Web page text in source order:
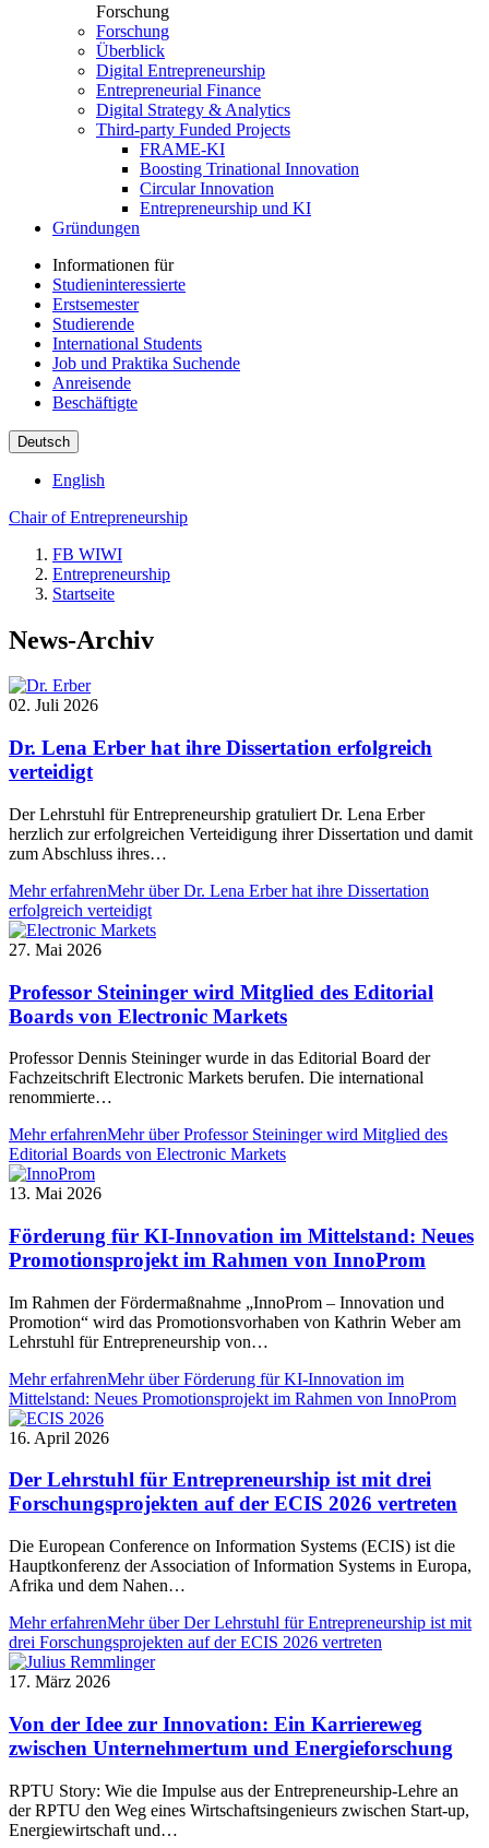
Forschung
Forschung
Überblick
Digital Entrepreneurship
Entrepreneurial Finance
Digital Strategy & Analytics
Third-party Funded Projects
FRAME-KI
Boosting Trinational Innovation
Circular Innovation
Entrepreneurship und KI
Gründungen
Informationen für
Studieninteressierte
Erstsemester
Studierende
International Students
Job und Praktika Suchende
Anreisende
Beschäftigte
Deutsch
English
Chair of Entrepreneurship
FB WIWI
Entrepreneurship
Startseite
News-Archiv
02. Juli 2026
Dr. Lena Erber hat ihre Dissertation erfolgreich
verteidigt
Der Lehrstuhl für Entrepreneurship gratuliert Dr. Lena Erber
herzlich zur erfolgreichen Verteidigung ihrer Dissertation und damit
zum Abschluss ihres…
Mehr erfahrenMehr über Dr. Lena Erber hat ihre Dissertation
erfolgreich verteidigt
27. Mai 2026
Professor Steininger wird Mitglied des Editorial
Boards von Electronic Markets
Professor Dennis Steininger wurde in das Editorial Board der
Fachzeitschrift Electronic Markets berufen. Die international
renommierte…
Mehr erfahrenMehr über Professor Steininger wird Mitglied des
Editorial Boards von Electronic Markets
13. Mai 2026
Förderung für KI-Innovation im Mittelstand: Neues
Promotionsprojekt im Rahmen von InnoProm
Im Rahmen der Fördermaßnahme „InnoProm – Innovation und
Promotion“ wird das Promotionsvorhaben von Kathrin Weber am
Lehrstuhl für Entrepreneurship von…
Mehr erfahrenMehr über Förderung für KI-Innovation im
Mittelstand: Neues Promotionsprojekt im Rahmen von InnoProm
16. April 2026
Der Lehrstuhl für Entrepreneurship ist mit drei
Forschungsprojekten auf der ECIS 2026 vertreten
Die European Conference on Information Systems (ECIS) ist die
Hauptkonferenz der Association of Information Systems in Europa,
Afrika und dem Nahen…
Mehr erfahrenMehr über Der Lehrstuhl für Entrepreneurship ist mit
drei Forschungsprojekten auf der ECIS 2026 vertreten
17. März 2026
Von der Idee zur Innovation: Ein Karriereweg
zwischen Unternehmertum und Energieforschung
RPTU Story: Wie die Impulse aus der Entrepreneurship-Lehre an
der RPTU den Weg eines Wirtschaftsingenieurs zwischen Start-up,
Energiewirtschaft und…